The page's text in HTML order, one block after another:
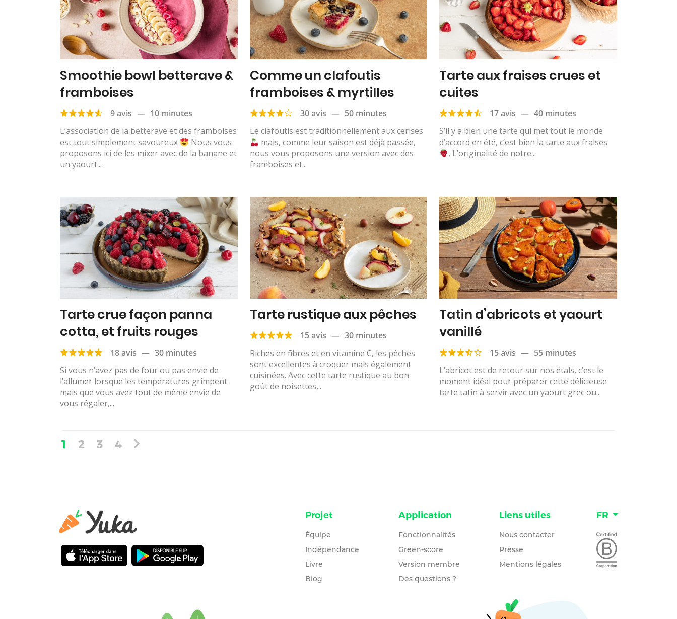
Smoothie bowl betterave &
framboises
9 avis — 10 minutes
L’association de la betterave et des framboises
est tout simplement savoureux
Nous vous
proposons ici de les mixer avec de la banane et
un yaourt...
Comme un clafoutis
framboises & myrtilles
30 avis — 50 minutes
Le clafoutis est traditionnellement aux cerises
mais, comme leur saison est déjà passée,
nous vous proposons une version avec des
framboises et...
Tarte aux fraises crues et
cuites
17 avis — 40 minutes
S’il y a bien une tarte qui met tout le monde
d’accord en été, c’est bien la tarte aux fraises
. L’originalité de notre...
Tarte crue façon panna
cotta, et fruits rouges
18 avis — 30 minutes
Si vous n’avez pas de four ou pas envie de
l’allumer lorsque les températures grimpent
mais que vous avez tout de même envie de
vous régaler,...
Tarte rustique aux pêches
15 avis — 30 minutes
Riches en fibres et en vitamine C, les pêches
sont excellentes à croquer mais également
cuisinées. Avec cette tarte rustique au bon
goût de noisettes,...
Tatin d’abricots et yaourt
vanillé
15 avis — 55 minutes
L’abricot est de retour sur nos étals, c’est le
moment idéal pour préparer cette délicieuse
tarte tatin à servir avec un yaourt grec ou...
1 2 3 4
Projet
Équipe
Indépendance
Livre
Blog
Application
Fonctionnalités
Green-score
Version membre
Des questions ?
Liens utiles
Nous contacter
Presse
Mentions légales
FR